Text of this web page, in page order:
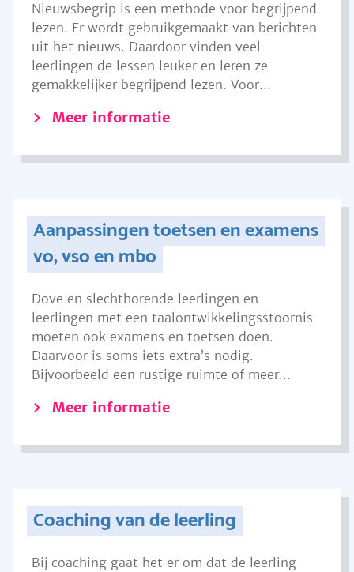
Nieuwsbegrip is een methode voor begrijpend
lezen. Er wordt gebruikgemaakt van berichten
uit het nieuws. Daardoor vinden veel
leerlingen de lessen leuker en leren ze
gemakkelijker begrijpend lezen. Voor...
Meer informatie
Aanpassingen toetsen en examens
vo, vso en mbo
Dove en slechthorende leerlingen en
leerlingen met een taalontwikkelingsstoornis
moeten ook examens en toetsen doen.
Daarvoor is soms iets extra’s nodig.
Bijvoorbeeld een rustige ruimte of meer...
Meer informatie
Coaching van de leerling
Bij coaching gaat het er om dat de leerling